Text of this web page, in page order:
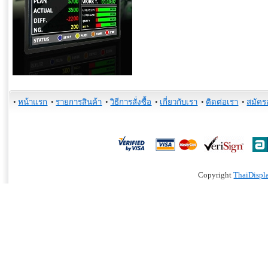
•หน้าแรก •รายการสินค้า •วิธีการสั่งซื้อ • เกี่ยวกับเรา • ติดต่อเรา • สมัค
Copyright